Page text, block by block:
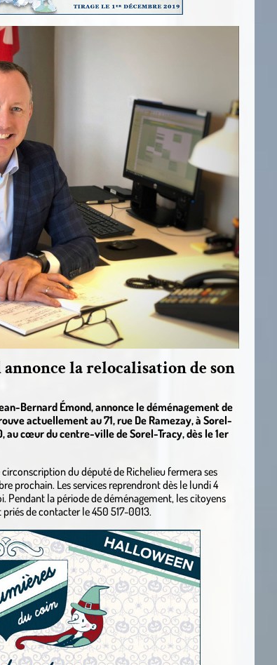
la relocalisation de son
Bernard Émond, annonce le déménagement de
actuellement au 71, rue De Ramezay, à Sorel-
au cœur du centre-ville de Sorel-Tracy, dès le 1er
du député de Richelieu fermera ses
prochain. Les services reprendront dès le lundi 4
Pendant la période de déménagement, les citoyens
de contacter le 450 517-0013.